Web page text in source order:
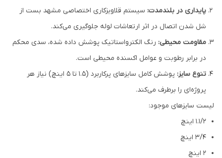
پایداری در بلندمدت: سیستم قلاویزکاری اختصاصی مشهد بست از
شل شدن اتصال در اثر ارتعاشات لوله جلوگیری می‌کند.
مقاومت محیطی: رنگ الکترواستاتیک پوشش داده شده، سدی محکم
در برابر رطوبت و عوامل اکسنده محیطی است.
تنوع سایز:
پوشش کامل سایزهای پرکاربرد (۱.۵ تا ۵ اینچ) نیاز هر
پروژه‌ای را برطرف می‌کند.
لیست سایزهای موجود:
۱.۱/۲ اینچ
3/4 اینچ
۲ اینچ